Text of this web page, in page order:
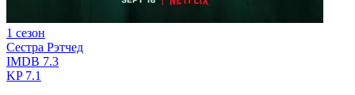
1 сезон
Сестра Рэтчед
IMDB 7.3
KP7.1